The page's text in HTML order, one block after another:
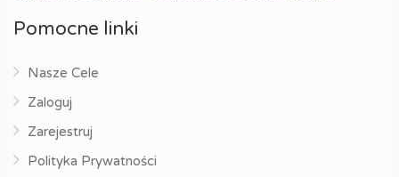
Pomocne linki
Nasze Cele
Zaloguj
Zarejestruj
Polityka Prywatności